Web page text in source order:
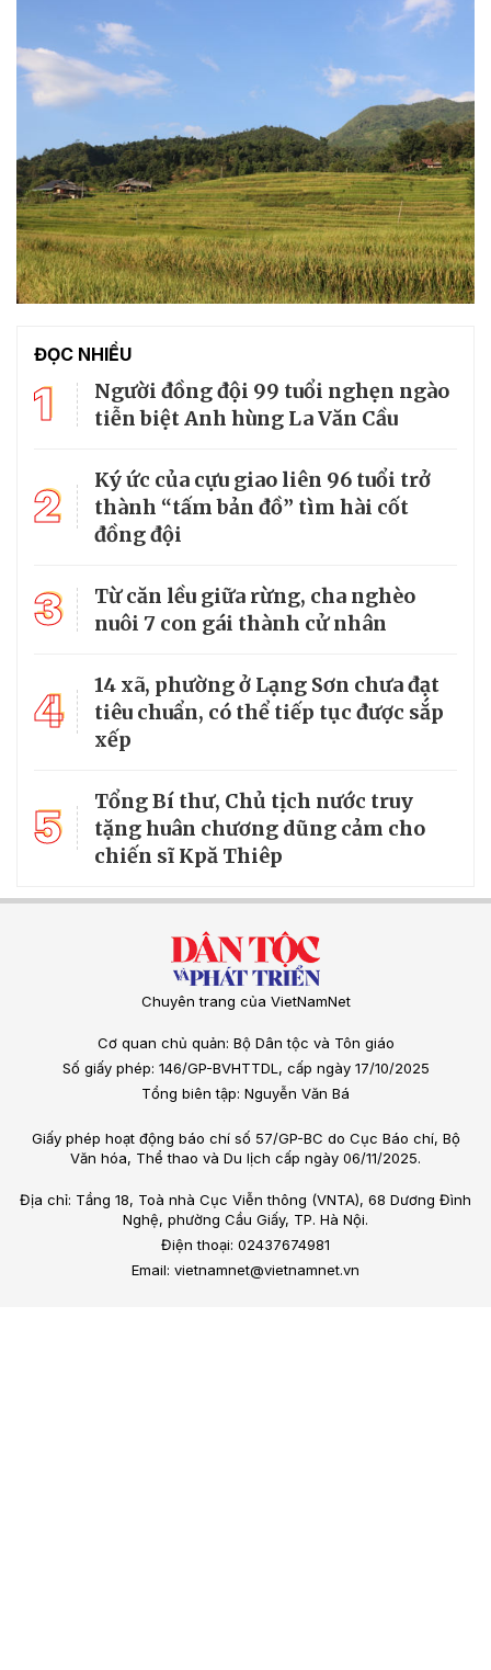
ĐỌC NHIỀU
1
Người đồng đội 99 tuổi nghẹn ngào
tiễn biệt Anh hùng La Văn Cầu
2
Ký ức của cựu giao liên 96 tuổi trở
thành “tấm bản đồ” tìm hài cốt
đồng đội
3
Từ căn lều giữa rừng, cha nghèo
nuôi 7 con gái thành cử nhân
4
14 xã, phường ở Lạng Sơn chưa đạt
tiêu chuẩn, có thể tiếp tục được sắp
xếp
5
Tổng Bí thư, Chủ tịch nước truy
tặng huân chương dũng cảm cho
chiến sĩ Kpă Thiêp
Chuyên trang của VietNamNet
Cơ quan chủ quản: Bộ Dân tộc và Tôn giáo
Số giấy phép: 146/GP-BVHTTDL, cấp ngày 17/10/2025
Tổng biên tập: Nguyễn Văn Bá
Giấy phép hoạt động báo chí số 57/GP-BC do Cục Báo chí, Bộ
Văn hóa, Thể thao và Du lịch cấp ngày 06/11/2025.
Địa chỉ: Tầng 18, Toà nhà Cục Viễn thông (VNTA), 68 Dương Đình
Nghệ, phường Cầu Giấy, TP. Hà Nội.
Điện thoại: 02437674981
Email: vietnamnet@vietnamnet.vn